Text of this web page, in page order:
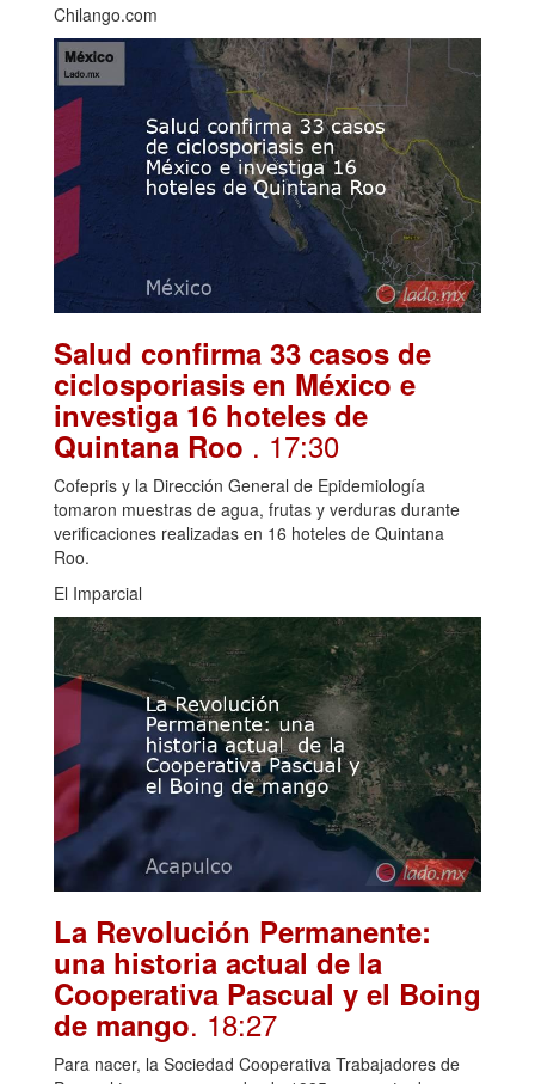
Chilango.com
Salud confirma 33 casos de
ciclosporiasis en México e
investiga 16 hoteles de
Quintana Roo . 17:30
Cofepris y la Dirección General de Epidemiología
tomaron muestras de agua, frutas y verduras durante
verificaciones realizadas en 16 hoteles de Quintana
Roo.
El Imparcial
La Revolución Permanente:
una historia actual de la
Cooperativa Pascual y el Boing
de mango. 18:27
Para nacer, la Sociedad Cooperativa Trabajadores de